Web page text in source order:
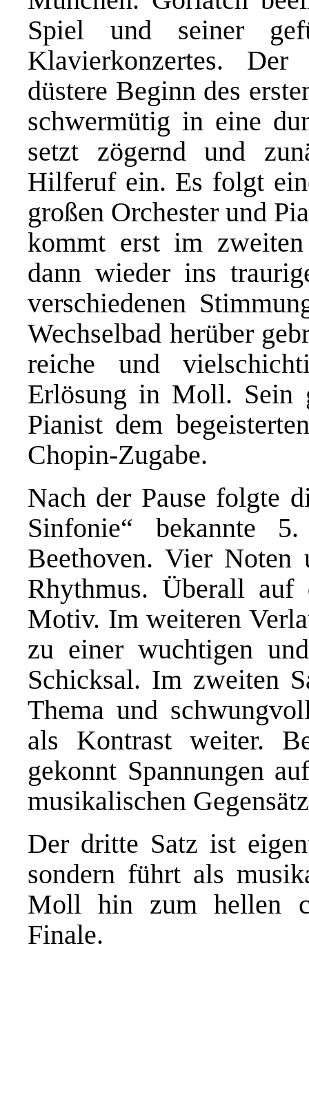
Spiel und seiner
Klavierkonzertes. Der
düstere Beginn des
schwermütig in eine
setzt zögernd und
Hilferuf ein. Es folgt
großen Orchester und
kommt erst im
dann wieder ins
verschiedenen
Wechselbad herüber
reiche und
Erlösung in Moll. Sein
Pianist dem
Chopin-Zugabe.
Nach der Pause folgte
Sinfonie“ bekannte
Beethoven. Vier
Rhythmus. Überall auf
Motiv. Im weiteren
zu einer wuchtigen
Schicksal. Im zweiten
Thema und
als Kontrast weiter.
gekonnt Spannungen
musikalischen
Der dritte Satz ist
sondern führt als
Moll hin zum hellen
Finale.